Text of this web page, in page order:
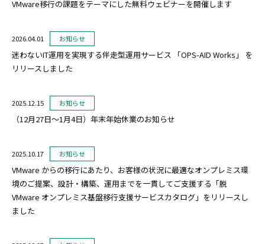
VMware移行の課題をテーマにした無料ウェビナーを開催します
2026.04.01 お知らせ
迷わないIT運用を実現する伴走型運用サービス 「OPS-AID Works」 を
リリースしました
2025.12.15 お知らせ
（12月27日～1月4日）年末年始休業のお知らせ
2025.10.17 お知らせ
VMware からの移行にあたり、お客様の状況に最適なオンプレミス環
境のご提案、設計・構築、運用までを一貫してご支援する「脱
VMware オンプレミス基盤移行支援サービスカタログ」をリリースし
ました